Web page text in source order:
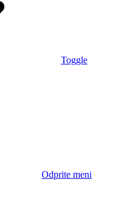
Toggle
Odprite meni